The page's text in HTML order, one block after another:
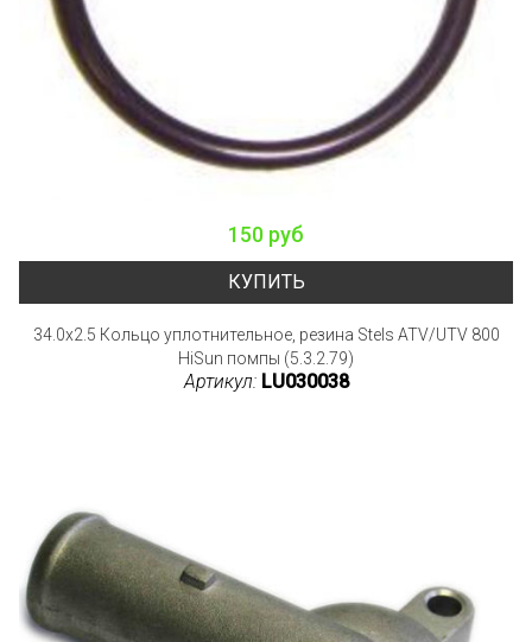
150 руб
КУПИТЬ
34.0x2.5 Кольцо уплотнительное, резина Stels ATV/UTV 800
HiSun помпы (5.3.2.79)
Артикул: LU030038